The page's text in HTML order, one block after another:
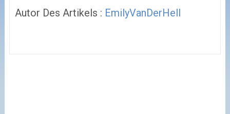
Autor Des Artikels : EmilyVanDerHell